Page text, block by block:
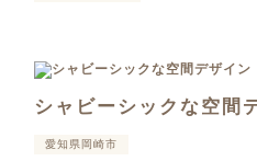
シャビーシックな空間
愛知県岡崎市